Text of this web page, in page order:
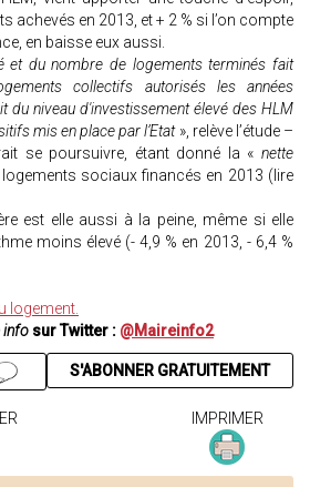
achevés en 2013, et + 2 % si l’on compte
en baisse eux aussi.
et du nombre de logements terminés fait
collectifs autorisés les années
du niveau d'investissement élevé des HLM
mis en place par l’Etat», relève l’étude –
se poursuivre, étant donné la « nette
sociaux financés en 2013 (lire
est elle aussi à la peine, même si elle
moins élevé (- 4,9 % en 2013, - 6,4 %
logement.
info sur Twitter : @Maireinfo2
S'ABONNER GRATUITEMENT
IMPRIMER